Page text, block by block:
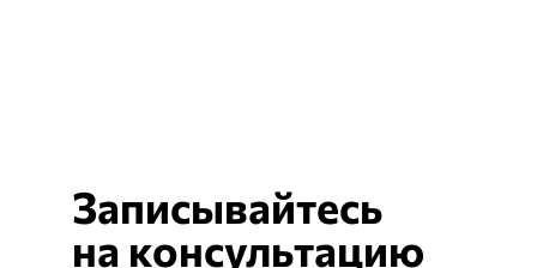
Записывайтесь
на консультацию